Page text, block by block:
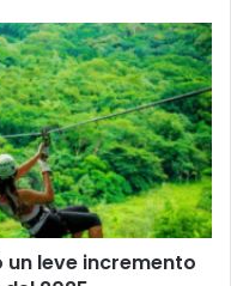
leve incremento